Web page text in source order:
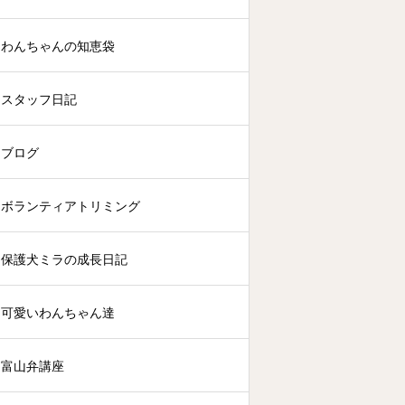
わんちゃんの知恵袋
スタッフ日記
ブログ
ボランティアトリミング
保護犬ミラの成長日記
可愛いわんちゃん達
富山弁講座